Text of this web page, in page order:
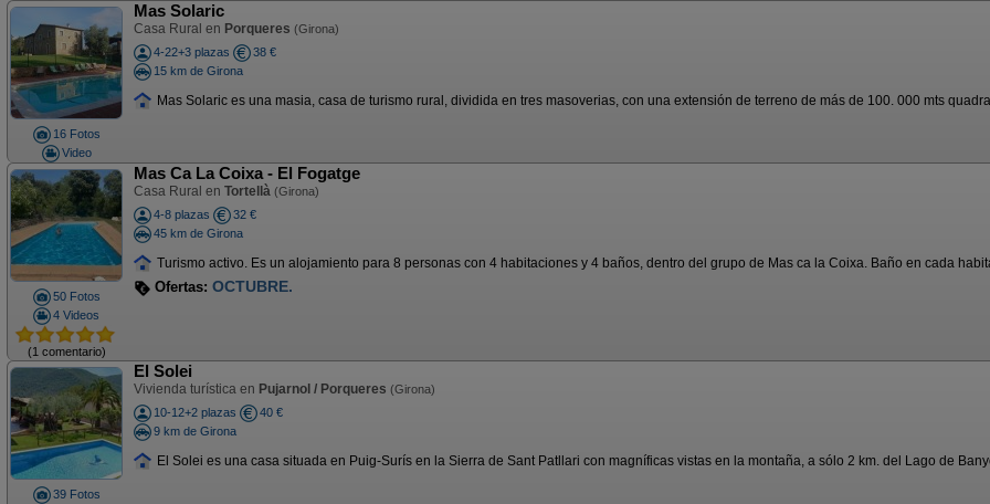
16 Fotos
Video
Mas Solaric
Casa Rural en Porqueres (Girona)
4-22+3 plazas
38 €
15 km de Girona
Mas Solaric es una masia, casa de turismo rural, dividida en tres masoverias, con una extensión de terreno de más de 100. 000 mts
50 Fotos
4 Videos
(1 comentario)
Mas Ca La Coixa - El Fogatge
Casa Rural en Tortellà (Girona)
4-8 plazas
32 €
45 km de Girona
Turismo activo. Es un alojamiento para 8 personas con 4 habitaciones y 4 baños, dentro del grupo de Mas ca la Coixa. Baño en cada
Ofertas: ULTIMAS PLAZAS AGOSTO
39 Fotos
El Solei
Vivienda turística en Pujarnol / Porqueres (Girona)
10-12+2 plazas
40 €
9 km de Girona
El Solei es una casa situada en Puig-Surís en la Sierra de Sant Patllari con magníficas vistas en la montaña, a sólo 2 km. del Lago de Banyo